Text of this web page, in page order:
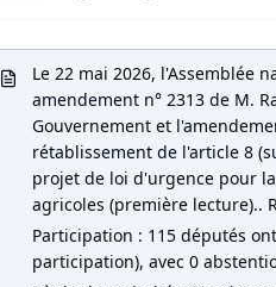
Le 22 mai 2026, l'Assemblée
amendement n° 2313 de M.
Gouvernement et
rétablissement de l'article 8
projet de loi d'urgence pour
agricoles (première lecture)..
Participation : 115 députés
participation), avec 0